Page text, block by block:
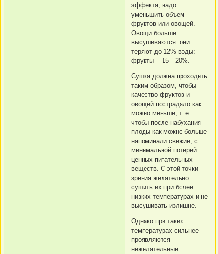
эффекта, надо
уменьшить объем
фруктов или овощей.
Овощи больше
высушиваются: они
теряют до 12% воды;
фрукты— 15—20%.
Сушка должна проходить
таким образом, чтобы
качество фруктов и
овощей пострадало как
можно меньше, т. е.
чтобы после набухания
плоды как можно больше
напоминали свежие, с
минимальной потерей
ценных питательных
веществ. С этой точки
зрения желательно
сушить их при более
низких температурах и не
высушивать излишне.
Однако при таких
температурах сильнее
проявляются
нежелательные